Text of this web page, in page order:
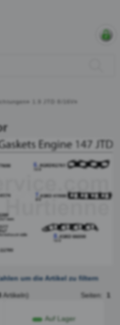
»
»
um die Artikel zu filtern
Artikeln) Seiten: 1
Auf Lager